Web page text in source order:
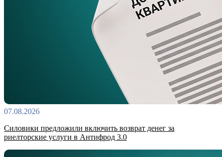
07.08.2026
Силовики предложили включить возврат денег за
риелторские услуги в Антифрод 3.0